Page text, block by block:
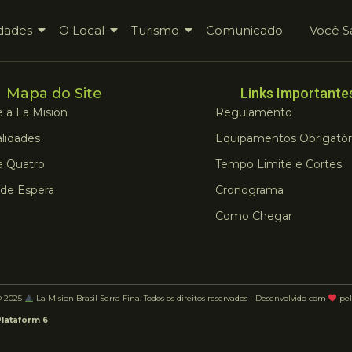
O Local Turismo Comunicado Você
Mapa do Site
a La Misión
Quatro
Espera
Links
Regulamento
Equipamentos
Tempo Limite e Cortes
Cronograma
Como Chegar
2025 La Mision Brasil Serra Fina. Todos os direitos reservados - Desenvolvido com
6